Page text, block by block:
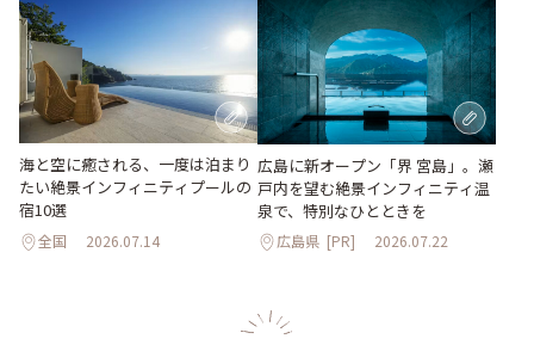
海と空に癒される、一度は泊まり
たい絶景インフィニティプールの
宿10選
全国 2026.07.14
広島に新オープン「界 宮島」。瀬
戸内を望む絶景インフィニティ温
泉で、特別なひとときを
広島県 [PR] 2026.07.22